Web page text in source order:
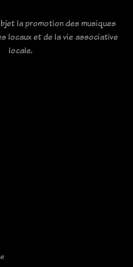
la promotion des musiques
locaux et de la vie associative
locale.